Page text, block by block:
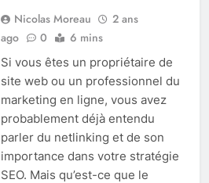
Nicolas Moreau
2 ans
ago
0 6 mins
Si vous êtes un propriétaire de
site web ou un professionnel du
marketing en ligne, vous avez
probablement déjà entendu
parler du netlinking et de son
importance dans votre stratégie
SEO. Mais qu’est-ce que le